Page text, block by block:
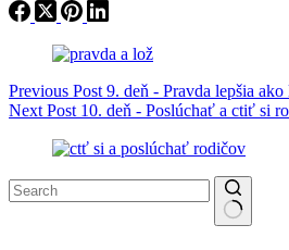
Previous Post 9. deň - Pravda lepšia ako
Next Post 10. deň - Poslúchať a ctiť si